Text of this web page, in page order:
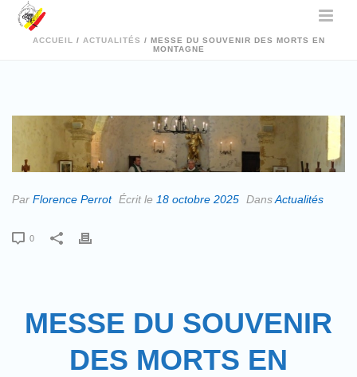
ACCUEIL / ACTUALITÉS / MESSE DU SOUVENIR DES MORTS EN
MONTAGNE
Par Florence Perrot Écrit le 18 octobre 2025 DansActualités
0
MESSE DU SOUVENIR
DES MORTS EN